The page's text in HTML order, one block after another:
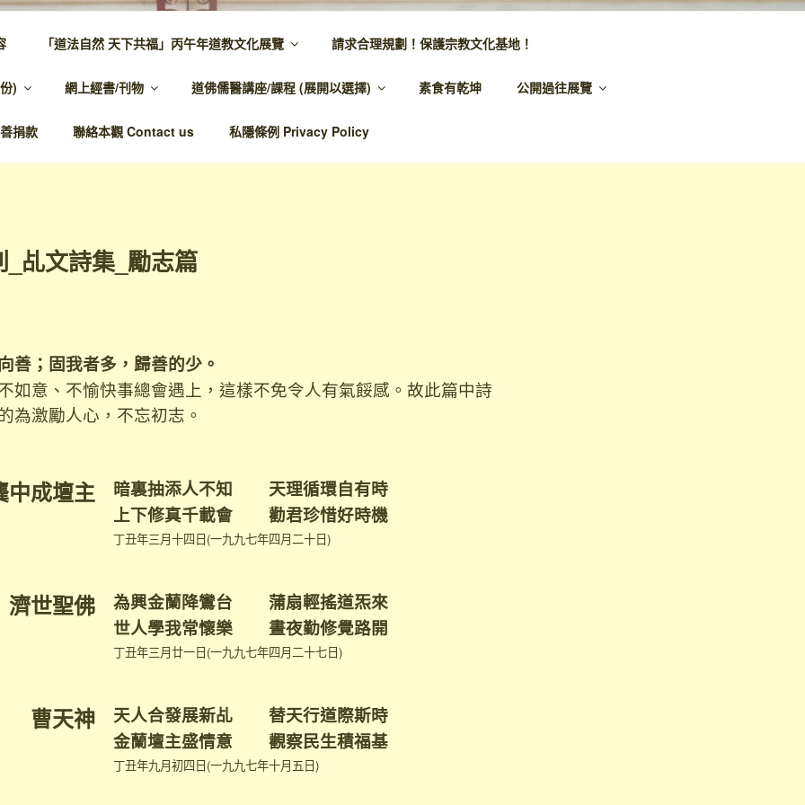
主網頁
馨，代天宣化，百業昌興
「道法自然 天下共福」丙午年道教文化展覽 請求合理規劃！保護宗教文化基地！
) 網上經書/刊物 道佛儒醫講座/課程 (展開以選擇) 素食有乾坤 公開過往展覽
捐款 聯絡本觀 Contact us 私隱條例 Privacy Policy
乩文詩集_勵志篇
善；固我者多，歸善的少。
如意、不愉快事總會遇上，這樣不免令人有氣餒感。故此篇中詩
為激勵人心，不忘初志。
中成壇主
暗裏抽添人不知 天理循環自有時
上下修真千載會 勸君珍惜好時機
丁丑年三月十四日(一九九七年四月二十日)
濟世聖佛
為興金蘭降鸞台 蒲扇輕搖道炁來
世人學我常懷樂 晝夜勤修覺路開
丁丑年三月廿一日(一九九七年四月二十七日)
曹天神
天人合發展新乩 替天行道際斯時
金蘭壇主盛情意 觀察民生積福基
丁丑年九月初四日(一九九七年十月五日)